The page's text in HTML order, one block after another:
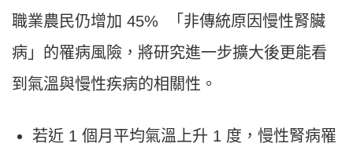
職業農民仍增加 45% 「非傳統原因慢性腎臟
病」的罹病風險，將研究進一步擴大後更能看
到氣溫與慢性疾病的相關性。
若近 1 個月平均氣溫上升 1 度，慢性腎病罹